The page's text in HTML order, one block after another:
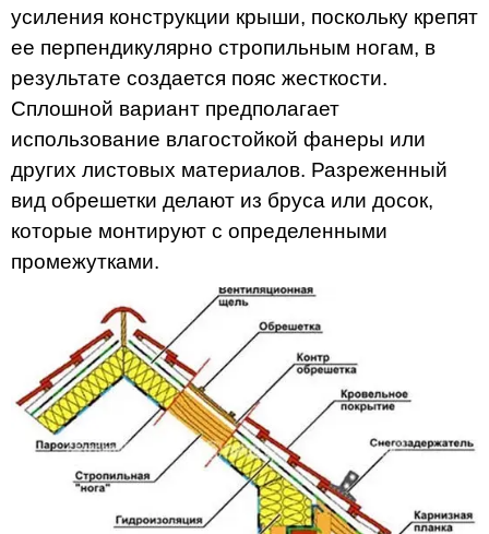
усиления конструкции крыши, поскольку крепят
ее перпендикулярно стропильным ногам, в
результате создается пояс жесткости.
Сплошной вариант предполагает
использование влагостойкой фанеры или
других листовых материалов. Разреженный
вид обрешетки делают из бруса или досок,
которые монтируют с определенными
промежутками.